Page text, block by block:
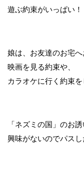
遊ぶ約束がいっぱい！
娘は、お友達のお宅へ
映画を見る約束や、
カラオケに行く約束を
「ネズミの国」のお
興味がないのでパスし